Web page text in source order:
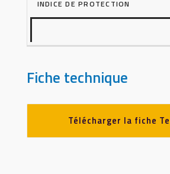
INDICE DE PROTECTION
Fiche technique
Télécharger la fiche